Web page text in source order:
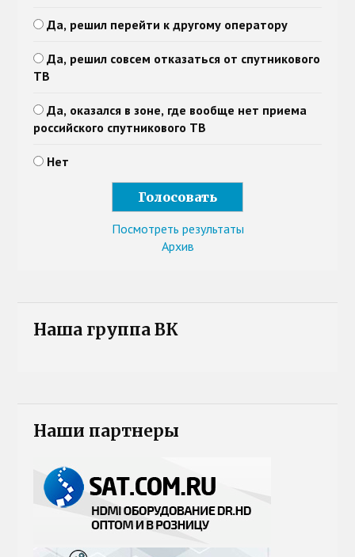
Да, решил перейти к другому оператору
Да, решил совсем отказаться от спутникового
ТВ
Да, оказался в зоне, где вообще нет приема
российского спутникового ТВ
Нет
Посмотреть результаты
Архив
Наша группа ВК
Наши партнеры